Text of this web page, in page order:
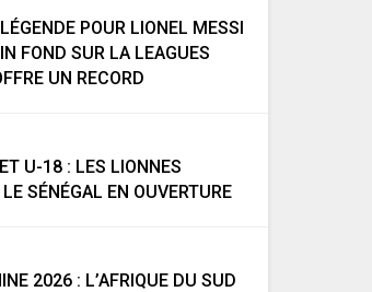
POUR LIONEL MESSI
FOND SUR LA LEAGUES
UN RECORD
U-18 : LES LIONNES
SÉNÉGAL EN OUVERTURE
2026 : L’AFRIQUE DU SUD